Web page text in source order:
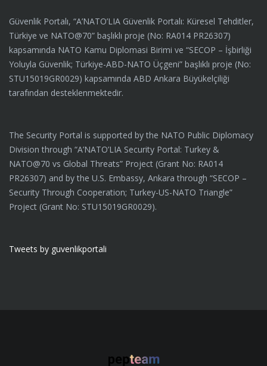
Güvenlik Portalı, “A’NATO’LIA Güvenlik Portalı: Küresel Tehditler,
Türkiye ve NATO@70” başlıklı proje (No: RA014 PR26307)
kapsamında NATO Kamu Diplomasi Birimi ve “SECOP – İşbirliği
Yoluyla Güvenlik; Türkiye-ABD-NATO Üçgeni” başlıklı proje (No:
STU15019GR0029) kapsamında ABD Ankara Büyükelçiliği
tarafından desteklenmektedir.
The Security Portal is supported by the NATO Public Diplomacy
Division through “A’NATO’LIA Security Portal: Turkey &
NATO@70 vs Global Threats” Project (Grant No: RA014
PR26307) and by the U.S. Embassy, Ankara through “SECOP –
Security Through Cooperation; Turkey-US-NATO Triangle”
Project (Grant No: STU15019GR0029).
Tweets by guvenlikportali